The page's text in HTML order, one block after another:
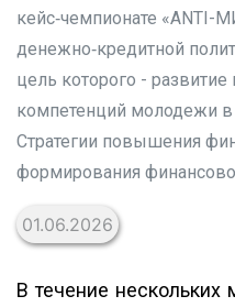
кейс‑чемпионате
денежно‑кредитной
цель которого -
компетенций молодежи в
Стратегии повышения
формирования
01.06.2026
В течение